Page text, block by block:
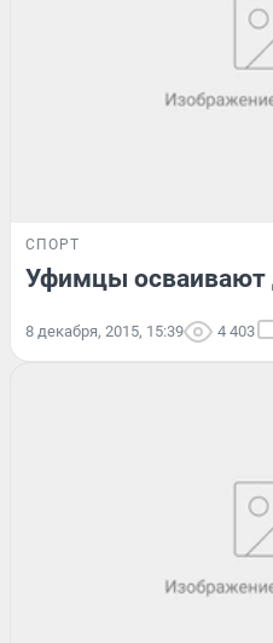
СПОРТ
Уфимцы осваивают
8 декабря, 2015, 15:39 4 403